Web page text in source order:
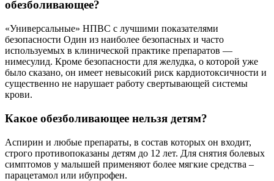
обезболивающее?
«Универсальные» НПВС с лучшими показателями
безопасности Один из наиболее безопасных и часто
используемых в клинической практике препаратов —
нимесулид. Кроме безопасности для желудка, о которой уже
было сказано, он имеет невысокий риск кардиотоксичности и
существенно не нарушает работу свертывающей системы
крови.
Какое обезболивающее нельзя детям?
Аспирин и любые препараты, в состав которых он входит,
строго противопоказаны детям до 12 лет. Для снятия болевых
симптомов у малышей применяют более мягкие средства –
парацетамол или ибупрофен.